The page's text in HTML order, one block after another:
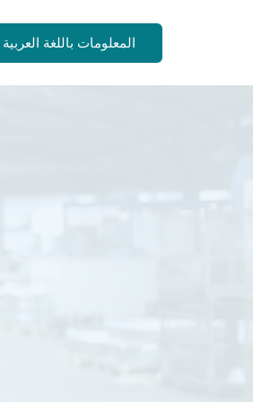
المعلومات باللغة العربية